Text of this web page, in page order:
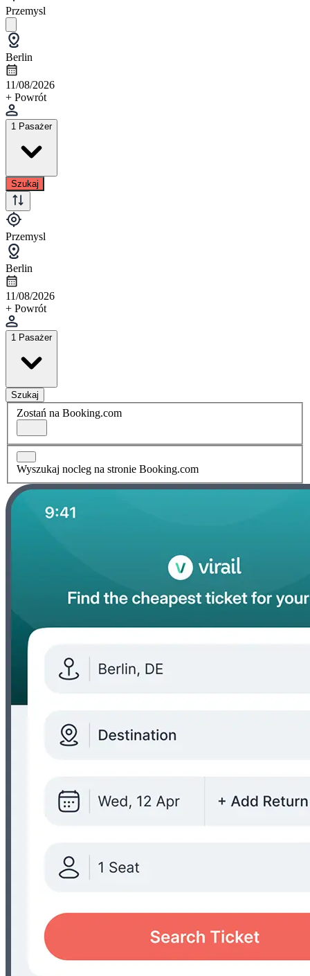
Przemysl
Berlin
11/08/2026
+ Powrót
1 Pasażer
Szukaj
Przemysl
Berlin
11/08/2026
+ Powrót
1 Pasażer
Szukaj
Zostań na Booking.com
Wyszukaj nocleg na stronie Booking.com